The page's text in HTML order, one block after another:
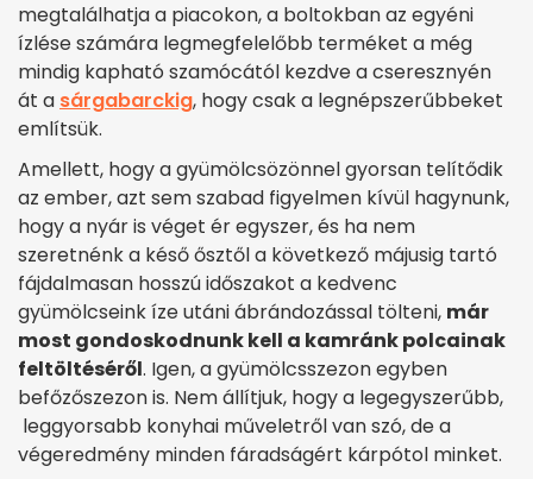
megtalálhatja a piacokon, a boltokban az egyéni
ízlése számára legmegfelelőbb terméket a még
mindig kapható szamócától kezdve a cseresznyén
át a sárgabarckig, hogy csak a legnépszerűbbeket
említsük.
Amellett, hogy a gyümölcsözönnel gyorsan telítődik
az ember, azt sem szabad figyelmen kívül hagynunk,
hogy a nyár is véget ér egyszer, és ha nem
szeretnénk a késő ősztől a következő májusig tartó
fájdalmasan hosszú időszakot a kedvenc
gyümölcseink íze utáni ábrándozással tölteni, már
most gondoskodnunk kell a kamránk polcainak
feltöltéséről. Igen, a gyümölcsszezon egyben
befőzőszezon is. Nem állítjuk, hogy a legegyszerűbb,
leggyorsabb konyhai műveletről van szó, de a
végeredmény minden fáradságért kárpótol minket.